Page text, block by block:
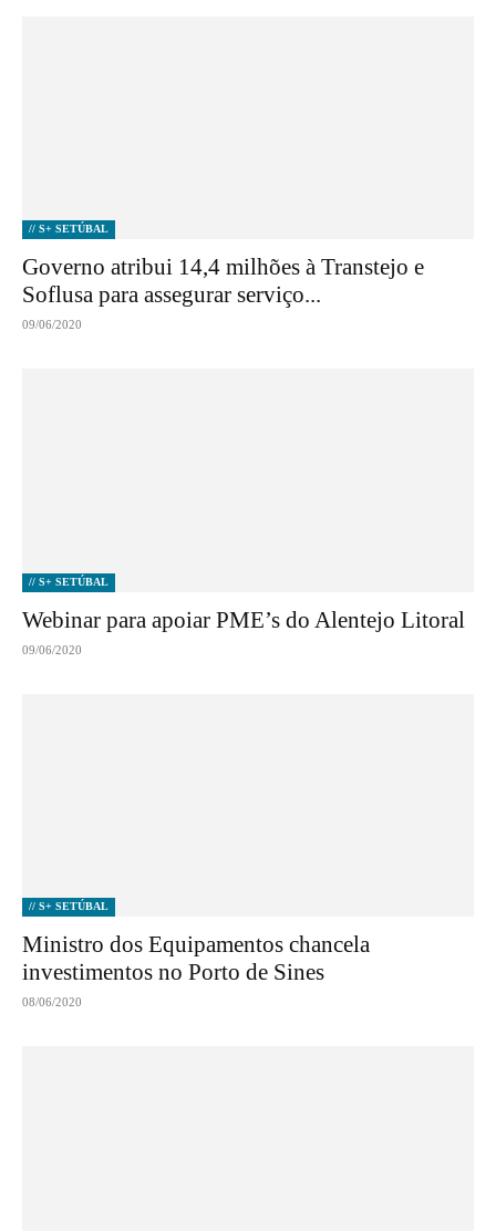
// S+ SETÚBAL
Governo atribui 14,4 milhões à Transtejo e
Soflusa para assegurar serviço...
09/06/2020
// S+ SETÚBAL
Webinar para apoiar PME’s do Alentejo Litoral
09/06/2020
// S+ SETÚBAL
Ministro dos Equipamentos chancela
investimentos no Porto de Sines
08/06/2020